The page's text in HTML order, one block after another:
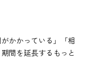
かかっている」「相
間を延長するもっと